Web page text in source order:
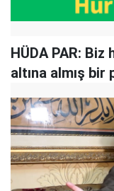
HÜDA PAR:
altına almış bir